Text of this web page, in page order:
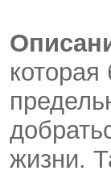
жизни.